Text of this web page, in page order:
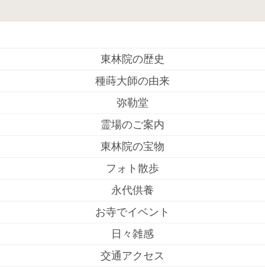
東林院の歴史
種蒔大師の由来
弥勒堂
霊場のご案内
東林院の宝物
フォト散歩
永代供養
お寺でイベント
日々雑感
交通アクセス